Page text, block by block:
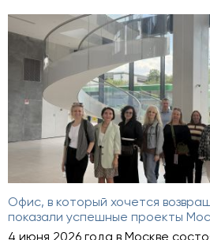
Офис, в который хочется
показали успешные проекты